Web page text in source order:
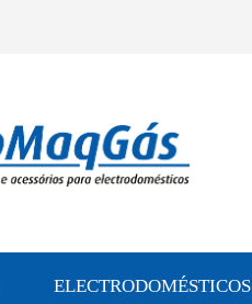
ELECTRODOMÉSTICOS